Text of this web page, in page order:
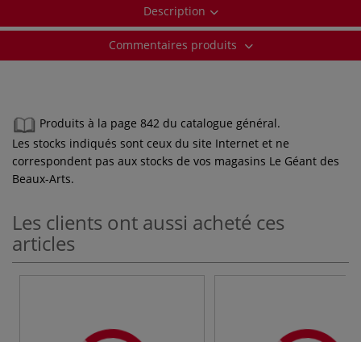
Description
Commentaires produits
Produits à la page 842 du catalogue général.
Les stocks indiqués sont ceux du site Internet et ne
correspondent pas aux stocks de vos magasins Le Géant des
Beaux-Arts.
Les clients ont aussi acheté ces
articles